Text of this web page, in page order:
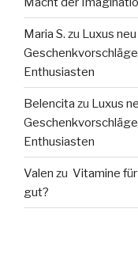
Maria S. zu Luxus
Enthusiasten
Belencita zu Luxus
Enthusiasten
Valen zu Vitamine
gut?